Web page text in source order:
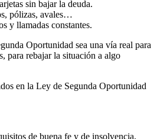
sin bajar la deuda.
pólizas, avales…
y llamadas constantes.
Oportunidad sea una vía real para
para rebajar la situación a algo
en la Ley de Segunda Oportunidad
de buena fe y de insolvencia.